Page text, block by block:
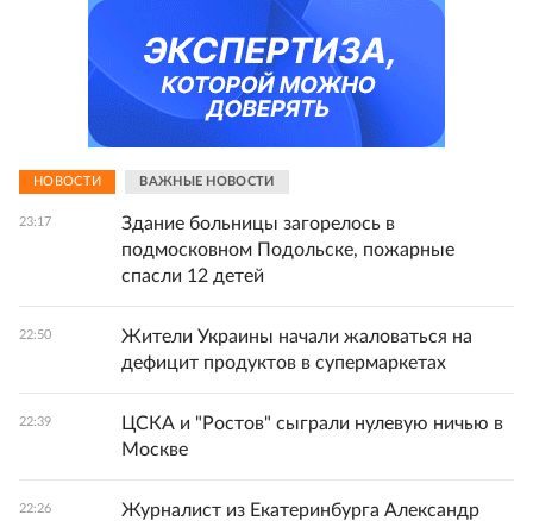
НОВОСТИ ВАЖНЫЕ НОВОСТИ
23:17
Здание больницы загорелось в
подмосковном Подольске, пожарные
спасли 12 детей
22:50
Жители Украины начали жаловаться на
дефицит продуктов в супермаркетах
22:39
ЦСКА и "Ростов" сыграли нулевую ничью в
Москве
22:26
Журналист из Екатеринбурга Александр